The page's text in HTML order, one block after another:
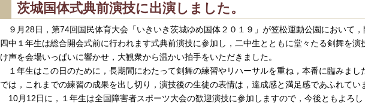
茨城国体式典前演技に出演しました。
９月28日，第74回国民体育大会「いきいき茨城ゆめ国体２０１９」が笠松運動公園において，
四中１年生は総合開会式前に行われます式典前演技に参加し，二中生とともに堂々たる剣舞を演
け声を会場いっぱいに響かせ，大観衆から温かい拍手をいただきました。
１年生はこの日のために，長期間にわたって剣舞の練習やリハーサルを重ね，本番に臨みまし
では，これまでの練習の成果を出し切り，演技後の生徒の表情は，達成感と満足感であふれてい
10月12日に，１年生は全国障害者スポーツ大会の歓迎演技に参加しますので，今後ともよろし